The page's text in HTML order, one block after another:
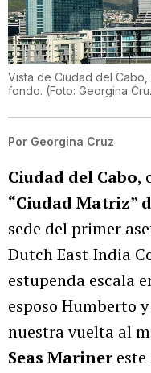
Vista de Ciudad del
fondo. (Foto: Georgina
Por Georgina Cruz
Ciudad del Cabo,
“Ciudad Matriz”
sede del primer
Dutch East India
estupenda escala
esposo Humberto
nuestra vuelta al
Seas Mariner